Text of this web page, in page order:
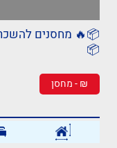
📦🔥 מחסנים
📦
₪ - מחסן